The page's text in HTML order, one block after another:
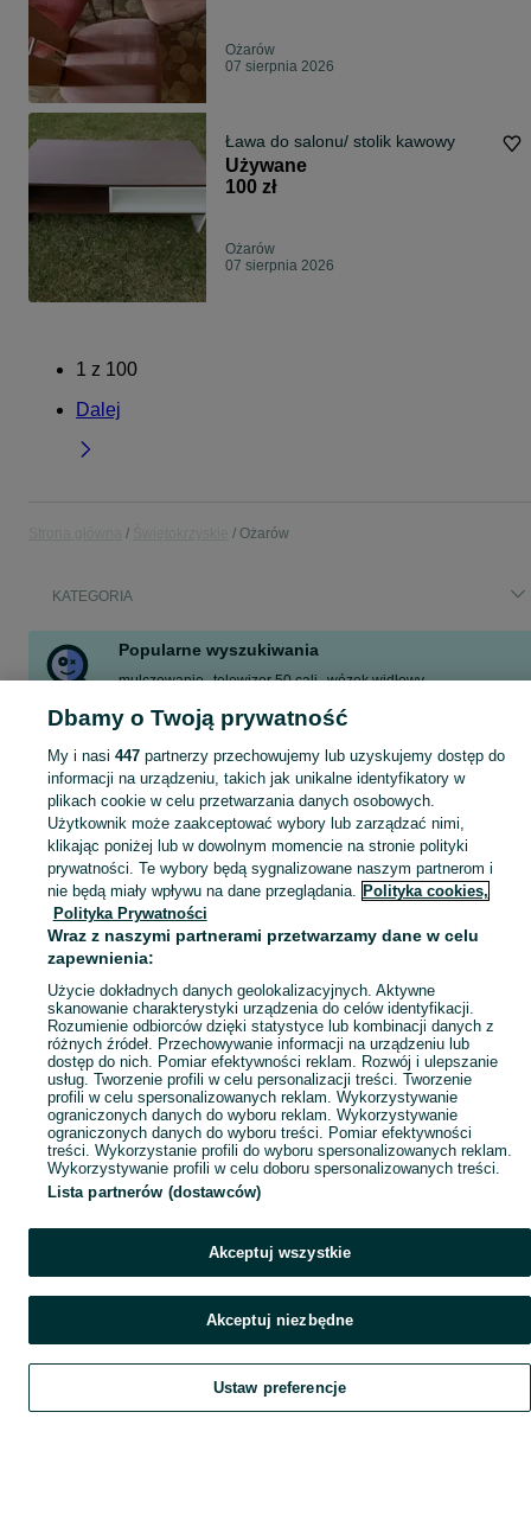
Ożarów
07 sierpnia 2026
Ława do salonu/ stolik kawowy
Używane
100 zł
Ożarów
07 sierpnia 2026
1 z 100
Dalej
Ożarów
KATEGORIA
Popularne wyszukiwania
mulczowanie telewizor 50 cali wózek widłowy
świętokrzyskie
praca dla nieletnich
Zobacz Więcej
Skorzystaj z największego serwisu ogłoszeniowego - Ożarów i okolice! Kupuj to, czego pragniesz i sprzedawaj to, czego już nie potrzebujesz!
Mapa kategorii
Mapa miejscowości
Mapa ministron
Popularne wyszukiwania
Szukaj Obserwujesz Dodaj Czat Konto
Dbamy o Twoją prywatność
My i nasi 447partnerzy przechowujemy lub uzyskujemy dostęp do
informacji na urządzeniu, takich jak unikalne identyfikatory w
plikach cookie w celu przetwarzania danych osobowych.
Użytkownik może zaakceptować wybory lub zarządzać nimi,
klikając poniżej lub w dowolnym momencie na stronie polityki
prywatności. Te wybory będą sygnalizowane naszym partnerom i
nie będą miały wpływu na dane przeglądania. Polityka cookies,
Polityka Prywatności
Wraz z naszymi partnerami przetwarzamy dane w celu
zapewnienia:
Użycie dokładnych danych geolokalizacyjnych. Aktywne
skanowanie charakterystyki urządzenia do celów identyfikacji.
Rozumienie odbiorców dzięki statystyce lub kombinacji danych z
różnych źródeł. Przechowywanie informacji na urządzeniu lub
dostęp do nich. Pomiar efektywności reklam. Rozwój i ulepszanie
usług. Tworzenie profili w celu personalizacji treści. Tworzenie
profili w celu spersonalizowanych reklam. Wykorzystywanie
ograniczonych danych do wyboru reklam. Wykorzystywanie
ograniczonych danych do wyboru treści. Pomiar efektywności
treści. Wykorzystanie profili do wyboru spersonalizowanych reklam.
Wykorzystywanie profili w celu doboru spersonalizowanych treści.
Lista partnerów (dostawców)
Akceptuj wszystkie
Akceptuj niezbędne
Ustaw preferencje